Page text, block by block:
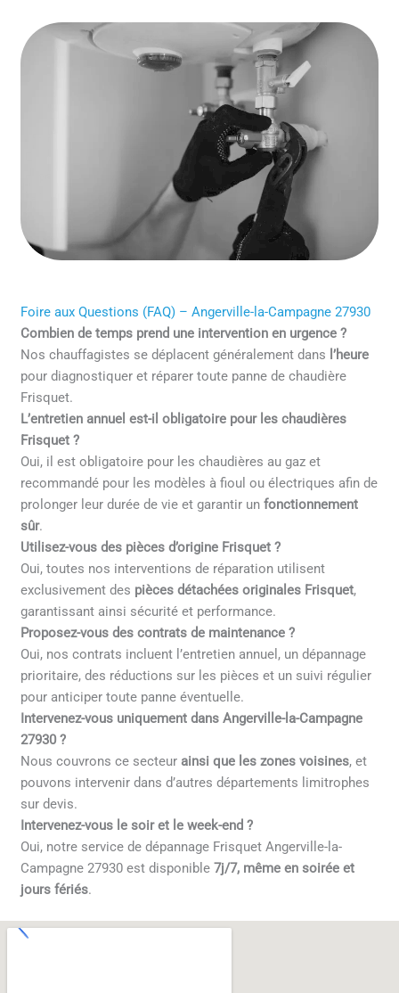
Foire aux Questions (FAQ) – Angerville-la-Campagne 27930
Combien de temps prend une intervention en urgence ?
Nos chauffagistes se déplacent généralement dans l’heure
pour diagnostiquer et réparer toute panne de chaudière
Frisquet.
L’entretien annuel est-il obligatoire pour les chaudières
Frisquet ?
Oui, il est obligatoire pour les chaudières au gaz et
recommandé pour les modèles à fioul ou électriques afin de
prolonger leur durée de vie et garantir unfonctionnement
sûr.
Utilisez-vous des pièces d’origine Frisquet ?
Oui, toutes nos interventions de réparation utilisent
exclusivement des pièces détachées originales Frisquet,
garantissant ainsi sécurité et performance.
Proposez-vous des contrats de maintenance ?
Oui, nos contrats incluent l’entretien annuel, un dépannage
prioritaire, des réductions sur les pièces et un suivi régulier
pour anticiper toute panne éventuelle.
Intervenez-vous uniquement dans Angerville-la-Campagne
27930 ?
Nous couvrons ce secteur ainsi que les zones voisines, et
pouvons intervenir dans d’autres départements limitrophes
sur devis.
Intervenez-vous le soir et le week-end ?
Oui, notre service de dépannage Frisquet Angerville-la-
Campagne 27930 est disponible7j/7, même en soirée et
jours fériés.